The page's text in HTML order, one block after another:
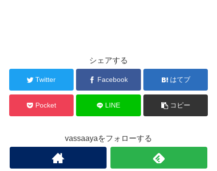
シェアする
Twitter Facebook はてブ
Pocket LINE コピー
vassaayaをフォローする